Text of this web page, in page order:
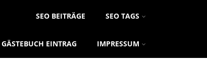
SEO BEITRÄGE SEO TAGS
GÄSTEBUCH EINTRAG IMPRESSUM